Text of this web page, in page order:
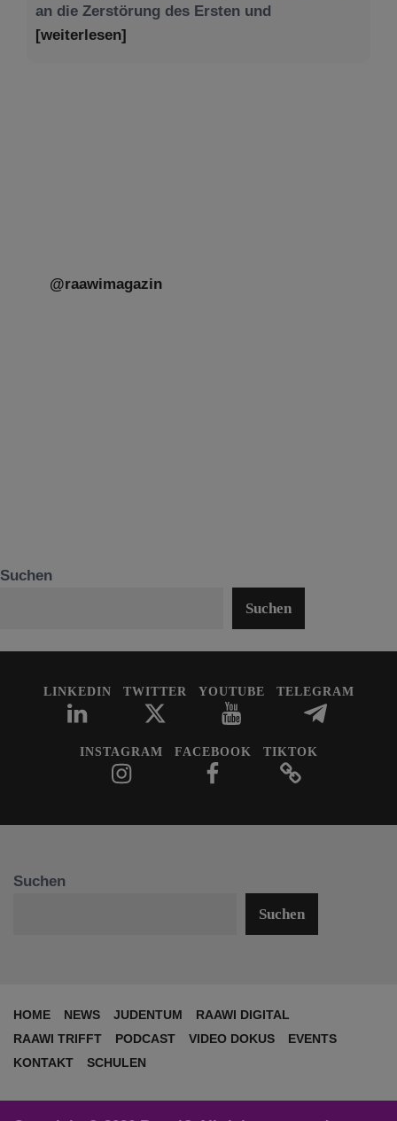
[weiterlesen]
@raawimagazin
Suchen
Suchen
LINKEDIN TWITTER YOUTUBE TELEGRAM
INSTAGRAM FACEBOOK TIKTOK
Suchen
Suchen
HOME NEWS JUDENTUM
RAAWI DIGITAL
RAAWI TRIFFT
PODCAST VIDEO DOKUS
EVENTS
KONTAKT
SCHULEN